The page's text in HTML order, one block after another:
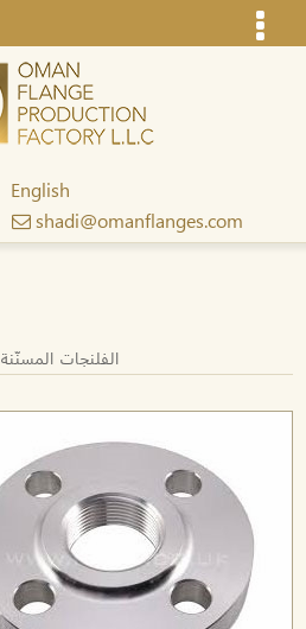
English
shadi@omanflanges.com
الفلنجات المسنّنة